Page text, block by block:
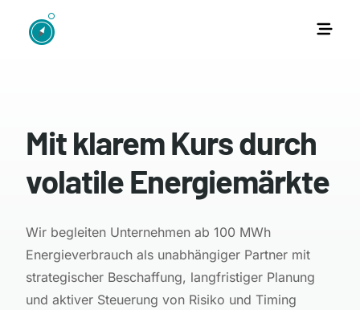
Mit klarem Kurs durch
volatile Energiemärkte
Wir begleiten Unternehmen ab 100 MWh
Energieverbrauch als unabhängiger Partner mit
strategischer Beschaffung, langfristiger Planung
und aktiver Steuerung von Risiko und Timing